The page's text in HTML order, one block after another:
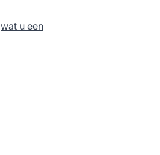
wat u een